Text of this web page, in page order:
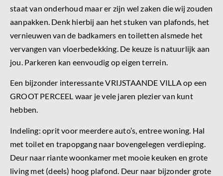
staat van onderhoud maar er zijn wel zaken die wij zouden
aanpakken. Denk hierbij aan het stuken van plafonds, het
vernieuwen van de badkamers en toiletten alsmede het
vervangen van vloerbedekking. De keuze is natuurlijk aan
jou. Parkeren kan eenvoudig op eigen terrein.
Een bijzonder interessante VRIJSTAANDE VILLA op een
GROOT PERCEEL waar je vele jaren plezier van kunt
hebben.
Indeling: oprit voor meerdere auto’s, entree woning. Hal
met toilet en trapopgang naar bovengelegen verdieping.
Deur naar riante woonkamer met mooie keuken en grote
living met (deels) hoog plafond. Deur naar bijzonder grote